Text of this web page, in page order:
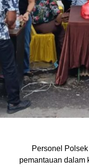
Personel
pemantauan dalam